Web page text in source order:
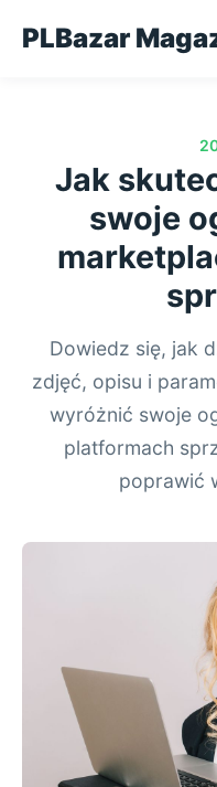
PLBazar
Jak
swoje
Dowiedz się, jak
zdjęć, opisu i
wyróżnić swoje
platformach
poprawić